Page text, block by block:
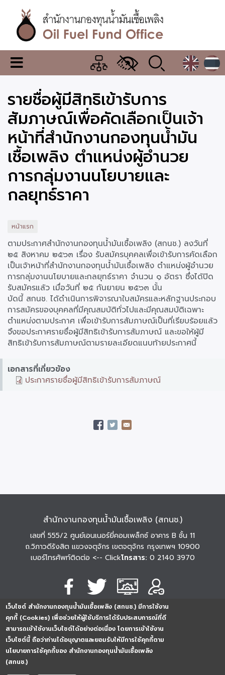
เว็บไซต์ สำนักงานกองทุนน้ำมันเชื้อเพลิง (สกนช.) มีการใช้งาน
คุกกี้ (Cookies) เพื่อช่วยให้ผู้ใช้บริการได้รับประสบการณ์ที่ดี
สามารถเข้าใช้งานเว็บไซต์ได้อย่างต่อเนื่อง โดยการเข้าใช้งาน
เว็บไซต์นี้ ถือว่าท่านได้อนุญาตและยอมรับให้มีการใช้คุกกี้ตาม
นโยบายการใช้คุกกี้ของ สำนักงานกองทุนน้ำมันเชื้อเพลิง
(สกนช.)
เนื้อหา
หลักสำนักงาน
กองทุน
น้ำมัน
เชื้อ
เพลิง
เมนู
เปลี่ยน
แสดง
ผล
รายชื่อผู้มีสิทธิเข้ารับการ
สัมภาษณ์เพื่อคัดเลือกเป็นเจ้า
หน้าที่สำนักงานกองทุนน้ำมัน
เชื้อเพลิง ตำแหน่งผู้อำนวย
การกลุ่มงานนโยบายและ
กลยุทธ์ราคา
หน้าแรก
ตามประกาศสำนักงานกองทุนน้ำมันเชื้อเพลิง (สกนช.) ลงวันที่
๒๕ สิงหาคม ๒๕๖๓ เรื่อง รับสมัครบุคคลเพื่อเข้ารับการคัดเลือก
เป็นเจ้าหน้าที่สำนักงานกองทุนน้ำมันเชื้อเพลิง ตำแหน่งผู้อำนวย
การกลุ่มงานนโยบายและกลยุทธ์ราคา จำนวน ๑ อัตรา ซึ่งได้ปิด
รับสมัครแล้ว เมื่อวันที่ ๒๕ กันยายน ๒๕๖๓ นั้น
บัดนี้ สกนช. ได้ดำเนินการพิจารณาใบสมัครและหลักฐานประกอบ
การสมัครของบุคคลที่มีคุณสมบัติทั่วไปและมีคุณสมบัติเฉพาะ
ตำแหน่งตามประกาศ เพื่อเข้ารับการสัมภาษณ์เป็นที่เรียบร้อยแล้ว
จึงขอประกาศรายชื่อผู้มีสิทธิเข้ารับการสัมภาษณ์ และขอให้ผู้มี
สิทธิเข้ารับการสัมภาษณ์ตามรายละเอียดแนบท้ายประกาศนี้
เอกสารที่เกี่ยวข้อง
ประกาศรายชื่อผู้มีสิทธิเข้ารับการสัมภาษณ์
สำนักงานกองทุนน้ำมันเชื้อเพลิง (สกนช.)
เลขที่ 555/2 ศูนย์เอนเนอร์ยี่คอมเพล็กซ์ อาคาร B ชั้น 11
ถ.วิภาวดีรังสิต แขวงจตุจักร เขตจตุจักร กรุงเทพฯ 10900
เบอร์โทรศัพท์ติดต่อ <-- Clickโทรสาร: 0 2140 3970
นโยบายการคุ้มครอง
ข้อมูลส่วนบุคคล
นโยบายการรักษาความ
มั่นคงปลอดภัย
Analytics
254296
ครั้ง
0 2 5 4 2 9 6